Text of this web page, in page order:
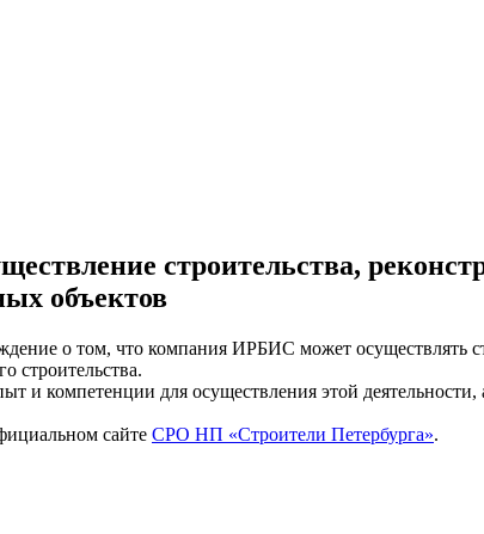
строительства,
объектов
о том, что компания ИРБИС может осуществлять
строительства.
компетенции для осуществления этой деятельности,
сайте СРО НП «Строители Петербурга».